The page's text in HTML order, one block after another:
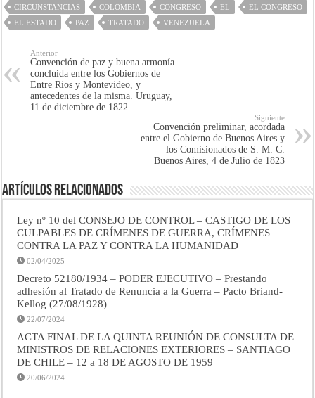
CIRCUNSTANCIAS
COLOMBIA CONGRESO EL
EL CONGRESO
EL ESTADO
PAZ TRATADO VENEZUELA
Anterior
Convención de paz y buena armonía
concluida entre los Gobiernos de
Entre Rios y Montevideo, y
antecedentes de la misma. Uruguay,
11 de diciembre de 1822
Siguiente
Convención preliminar, acordada
entre el Gobierno de Buenos Aires y
los Comisionados de S. M. C.
Buenos Aires, 4 de Julio de 1823
Artículos Relacionados
Ley nº 10 del CONSEJO DE CONTROL – CASTIGO DE LOS
CULPABLES DE CRÍMENES DE GUERRA, CRÍMENES
CONTRA LA PAZ Y CONTRA LA HUMANIDAD
02/04/2025
Decreto 52180/1934 – PODER EJECUTIVO – Prestando
adhesión al Tratado de Renuncia a la Guerra – Pacto Briand-
Kellog (27/08/1928)
22/07/2024
ACTA FINAL DE LA QUINTA REUNIÓN DE CONSULTA DE
MINISTROS DE RELACIONES EXTERIORES – SANTIAGO
DE CHILE – 12 a 18 DE AGOSTO DE 1959
20/06/2024